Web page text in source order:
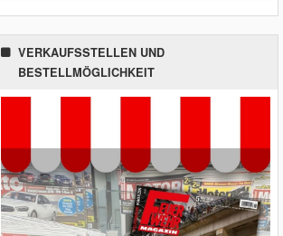
VERKAUFSSTELLEN UND
BESTELLMÖGLICHKEIT